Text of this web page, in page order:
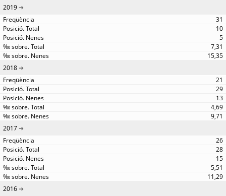
2019
31
10
5
7,31
15,35
2018
21
29
13
4,69
9,71
2017
26
28
15
5,51
11,29
2016